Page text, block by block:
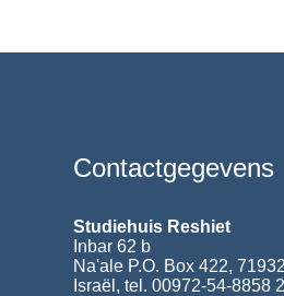
Contactgegevens
Studiehuis Reshiet
Inbar 62 b
Na'ale P.O. Box 422,
Israël, tel. 00972-54-8858